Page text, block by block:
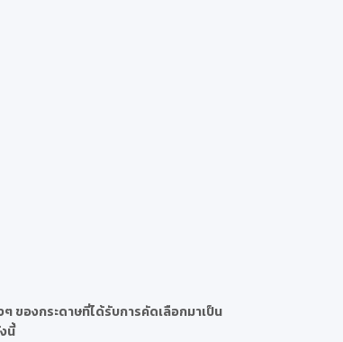
ของกระดาษที่ได้รับการคัดเลือกมาเป็น
นี้